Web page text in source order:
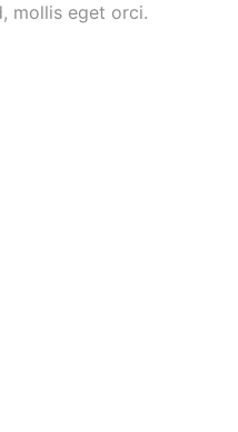
mollis eget orci.